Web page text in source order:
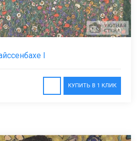
I
КУПИТЬ В 1 КЛИК